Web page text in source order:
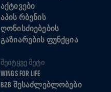
ᲐᲥᲢᲘᲕᲔᲑᲘ
ᲐᲞᲘᲡ ᲠᲑᲔᲜᲘᲡ
ᲦᲝᲜᲘᲡᲫᲘᲔᲑᲔᲑᲘᲡ
ᲒᲐᲖᲘᲐᲠᲔᲑᲘᲡ ᲤᲣᲜᲥᲪᲘᲐ
ᲨᲔᲘᲢᲧᲕᲔ ᲛᲔᲢᲘ
WINGS FOR LIFE
B2B ᲨᲔᲡᲐᲫᲚᲔᲑᲚᲝᲑᲔᲑᲘ